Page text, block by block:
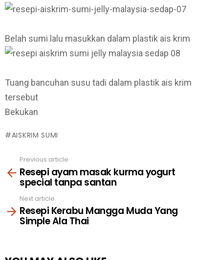
Belah sumi lalu masukkan dalam plastik ais krim
Tuang bancuhan susu tadi dalam plastik ais krim
tersebut
Bekukan
AISKRIM SUMI
more
Previous article
Resepi ayam masak kurma yogurt
special tanpa santan
Next article
Resepi Kerabu Mangga Muda Yang
Simple Ala Thai